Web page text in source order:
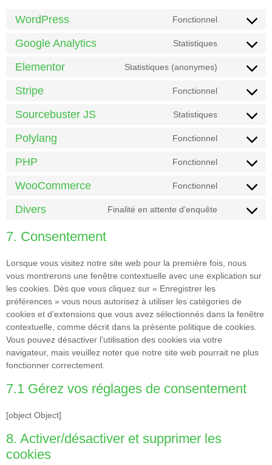
WordPress Fonctionnel
Google Analytics Statistiques
Elementor Statistiques (anonymes)
Stripe Fonctionnel
Sourcebuster JS Statistiques
Polylang Fonctionnel
PHP Fonctionnel
WooCommerce Fonctionnel
Divers Finalité en attente d’enquête
7. Consentement
Lorsque vous visitez notre site web pour la première fois, nous
vous montrerons une fenêtre contextuelle avec une explication sur
les cookies. Dès que vous cliquez sur « Enregistrer les
préférences » vous nous autorisez à utiliser les catégories de
cookies et d’extensions que vous avez sélectionnés dans la fenêtre
contextuelle, comme décrit dans la présente politique de cookies.
Vous pouvez désactiver l’utilisation des cookies via votre
navigateur, mais veuillez noter que notre site web pourrait ne plus
fonctionner correctement.
7.1 Gérez vos réglages de consentement
[object Object]
8. Activer/désactiver et supprimer les
cookies